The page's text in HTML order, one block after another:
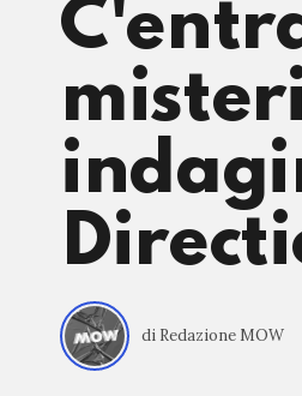
di Redazione MOW